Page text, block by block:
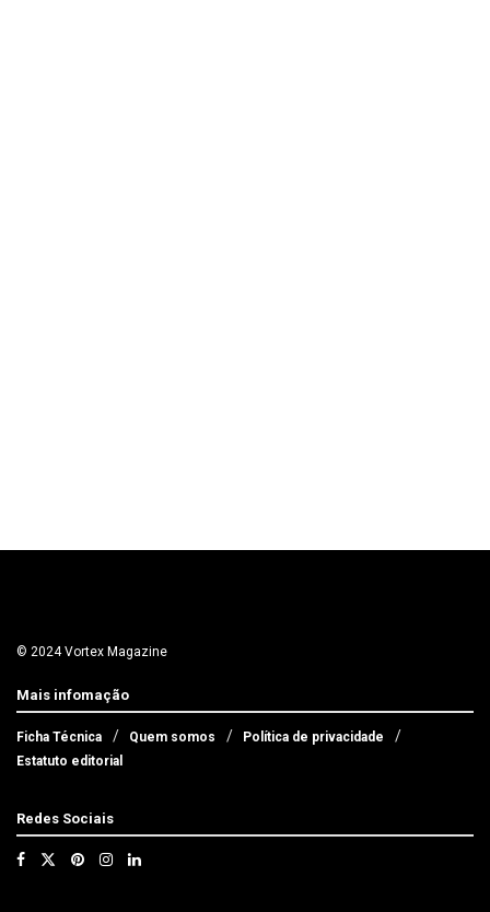
© 2024 Vortex Magazine
Mais infomação
Ficha Técnica Quem somos
Política de privacidade
Estatuto editorial
Redes Sociais